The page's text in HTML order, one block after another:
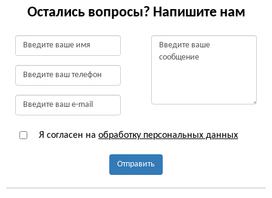
Остались вопросы? Напишите нам
Я согласен на обработку персональных данных
Отправить